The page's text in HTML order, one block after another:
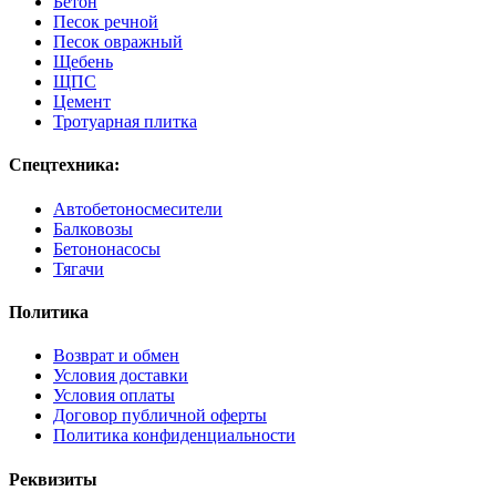
Песок речной
Песок овражный
Щебень
ЩПС
Цемент
Тротуарная плитка
Спецтехника:
Автобетоносмесители
Балковозы
Бетононасосы
Тягачи
Политика
Возврат и обмен
Условия доставки
Условия оплаты
Договор публичной оферты
Политика конфиденциальности
Реквизиты